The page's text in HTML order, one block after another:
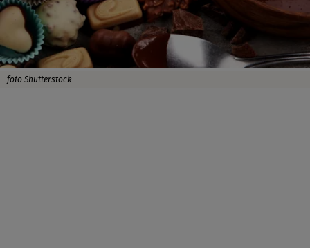
foto Shutterstock